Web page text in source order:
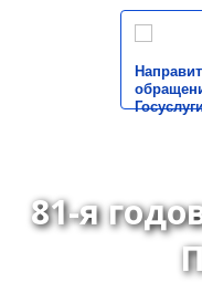
81-я